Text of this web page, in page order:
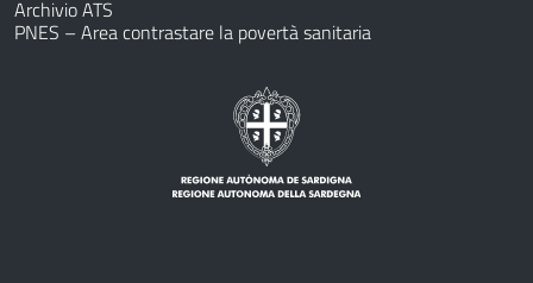
Archivio ATS
PNES – Area contrastare la povertà sanitaria